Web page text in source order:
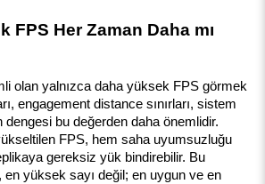
FPS Her Zaman Daha mı
olan yalnızca daha yüksek FPS görmek
engagement distance sınırları, sistem
dengesi bu değerden daha önemlidir.
FPS, hem saha uyumsuzluğu
gereksiz yük bindirebilir. Bu
yüksek sayı değil; en uygun ve en